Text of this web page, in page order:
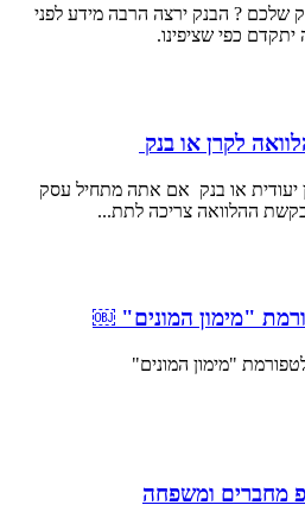
שלכם ? הבנק ירצה הרבה מידע לפני
כפי שציפינו.
לקרן או בנק
יעודית או בנק אם אתה מתחיל עסק
ההלוואה צריכה לתת...
"מימון המונים" ￼
"מימון המונים"
מחברים ומשפחה